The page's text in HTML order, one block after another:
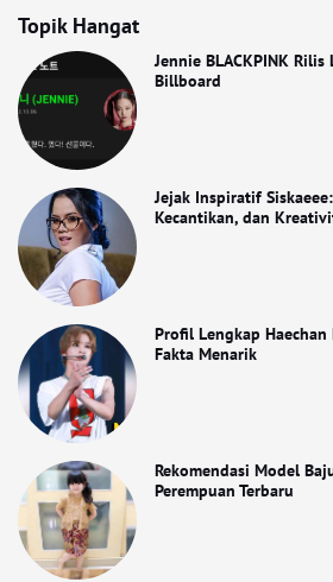
Topik Hangat
Jennie BLACKPINK
Billboard
Jejak Inspiratif
Kecantikan, dan
Profil Lengkap Haechan
Fakta Menarik
Rekomendasi Model
Perempuan Terbaru